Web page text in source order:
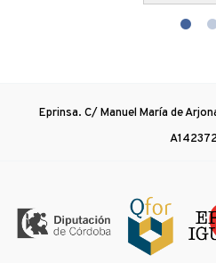
Eprinsa. C/ Manuel María de